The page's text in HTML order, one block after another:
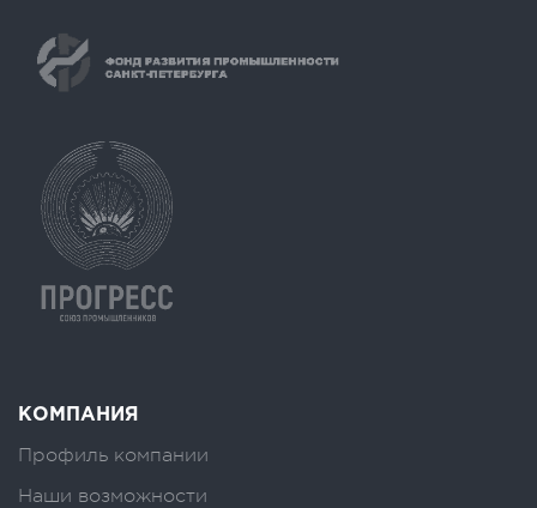
КОМПАНИЯ
Профиль компании
Наши возможности